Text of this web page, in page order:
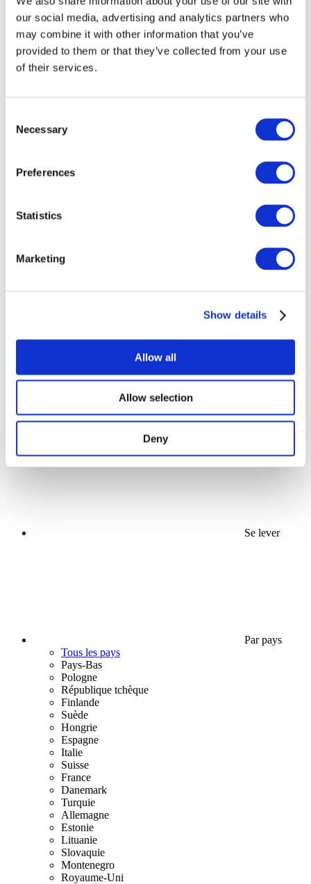
our social media, advertising and analytics partners who
may combine it with other information that you’ve
provided to them or that they’ve collected from your use
of their services.
Selection
Necessary
Preferences
Statistics
Marketing
Show details
Allow all
Allow selection
Deny
Concerts
Organiser
Appliquer
Se lever
Par pays
Tous les pays
Pays-Bas
Pologne
République tchèque
Finlande
Suède
Hongrie
Espagne
Italie
Suisse
France
Danemark
Turquie
Allemagne
Estonie
Lituanie
Slovaquie
Montenegro
Royaume-Uni